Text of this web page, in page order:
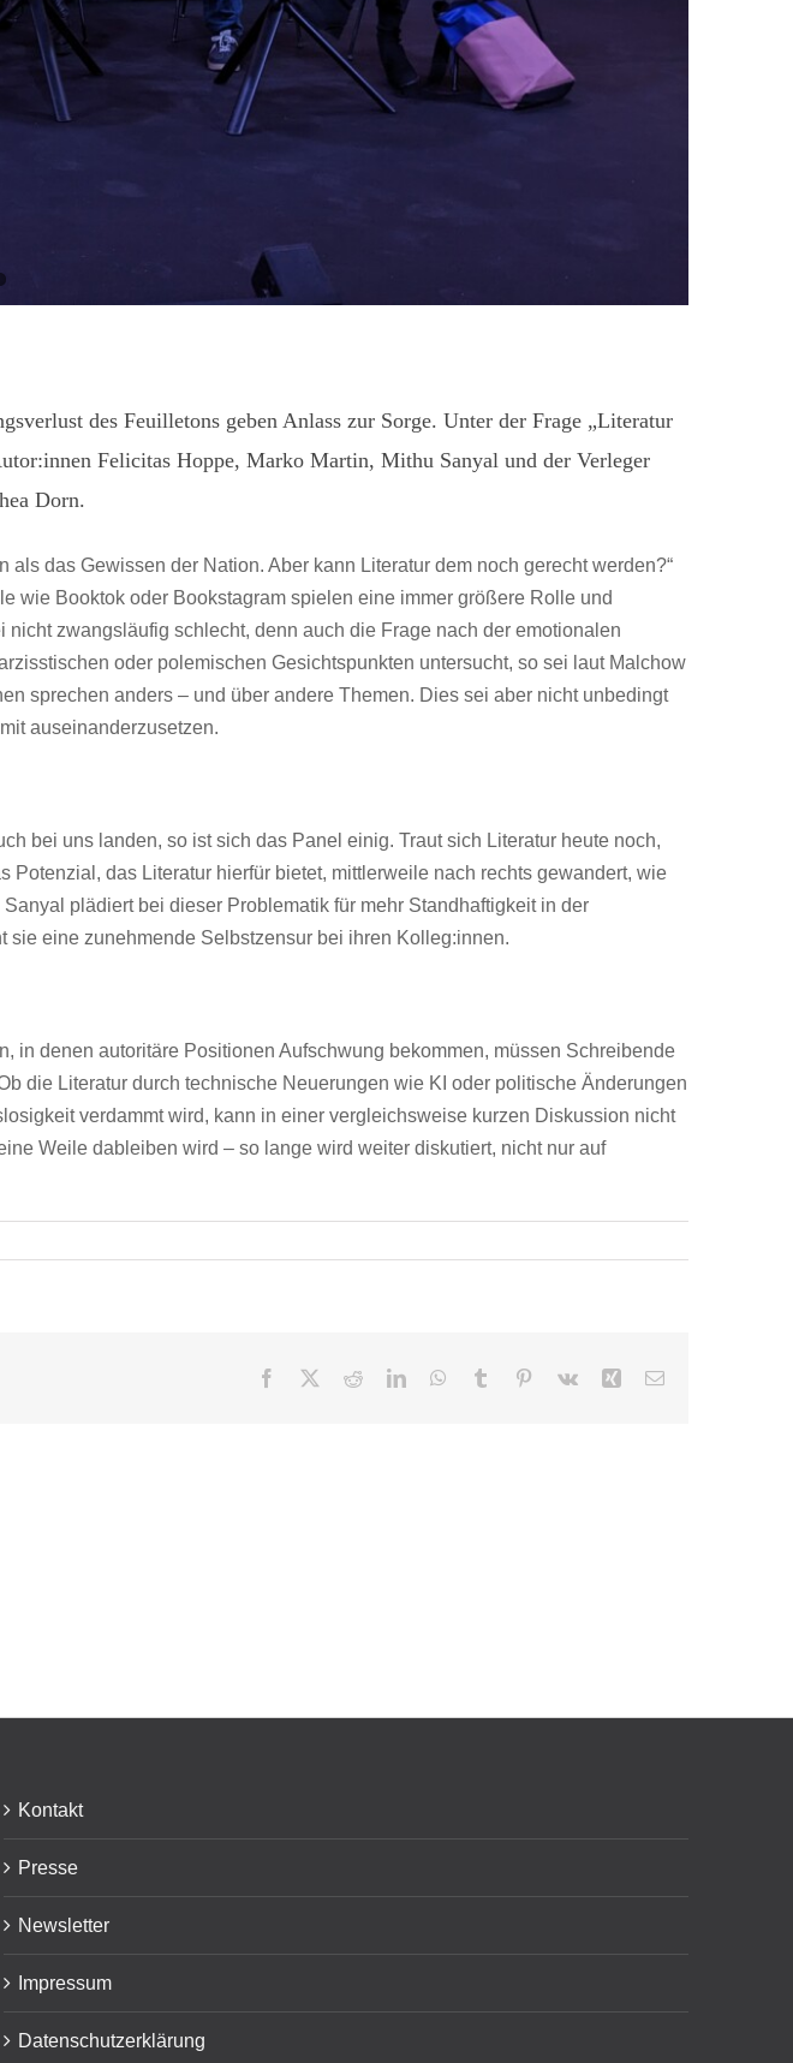
des Feuilletons geben Anlass zur Sorge. Unter der Frage „Literatur
Felicitas Hoppe, Marko Martin, Mithu Sanyal und der Verleger
Dorn.
das Gewissen der Nation. Aber kann Literatur dem noch gerecht werden?“
wie Booktok oder Bookstagram spielen eine immer größere Rolle und
zwangsläufig schlecht, denn auch die Frage nach der emotionalen
oder polemischen Gesichtspunkten untersucht, so sei laut Malchow
sprechen anders – und über andere Themen. Dies sei aber nicht unbedingt
auseinanderzusetzen.
bei uns landen, so ist sich das Panel einig. Traut sich Literatur heute noch,
das Literatur hierfür bietet, mittlerweile nach rechts gewandert, wie
plädiert bei dieser Problematik für mehr Standhaftigkeit in der
sie eine zunehmende Selbstzensur bei ihren Kolleg:innen.
in denen autoritäre Positionen Aufschwung bekommen, müssen Schreibende
die Literatur durch technische Neuerungen wie KI oder politische Änderungen
verdammt wird, kann in einer vergleichsweise kurzen Diskussion nicht
Weile dableiben wird – so lange wird weiter diskutiert, nicht nur auf
Facebook RedditLinkedInWhatsApp
Tumblr Pinterest
Vk Xing E-
Kontakt
Presse
Newsletter
Impressum
Datenschutzerklärung